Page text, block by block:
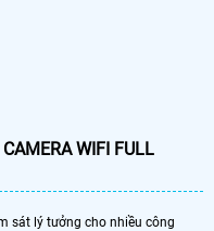
WIFI FULL
sát lý tưởng cho nhiều công